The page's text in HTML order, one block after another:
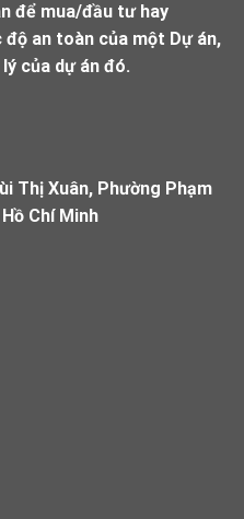
để mua/đầu tư hay
an toàn của một Dự án,
của dự án đó.
Thị Xuân, Phường Phạm
Chí Minh